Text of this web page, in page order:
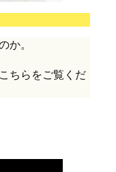
か。
ちらをご覧くだ